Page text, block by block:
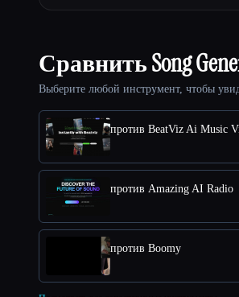
Сравнить Song
Выберите любой инструмент, чтобы
против Amazing AI Radio
против Boomy